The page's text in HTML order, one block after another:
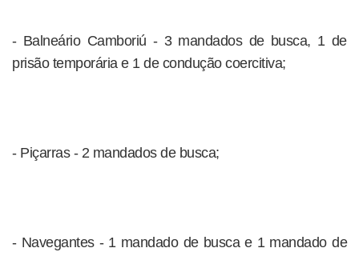
- Balneário Camboriú - 3 mandados de busca, 1 de
prisão temporária e 1 de condução coercitiva;
- Piçarras - 2 mandados de busca;
- Navegantes - 1 mandado de busca e 1 mandado de